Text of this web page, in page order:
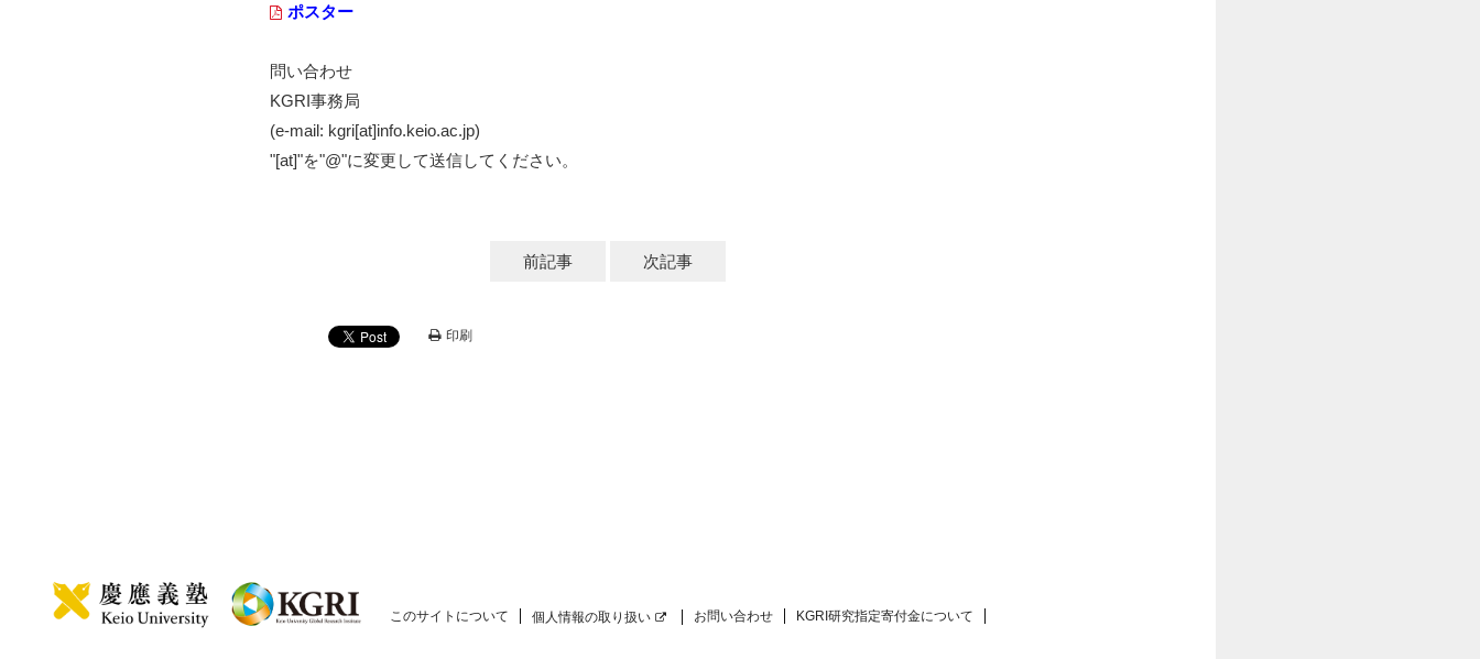
ポスター
問い合わせ
KGRI事務局
(e-mail: kgri[at]info.keio.ac.jp)
"[at]"を"@"に変更して送信してください。
前記事 次記事
印刷
このサイトについて 個人情報の取り扱い お問い合わせ KGRI研究指定寄付金について